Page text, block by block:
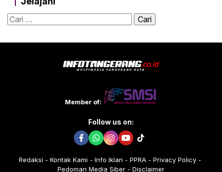
Cari
Member of:
Follow us on:
Redaksi Kontak Kami Info Iklan PPRA
Privacy Policy
Pedoman Media Siber
Disclaimer